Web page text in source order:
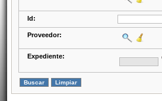
Id:
Proveedor:
Expediente: